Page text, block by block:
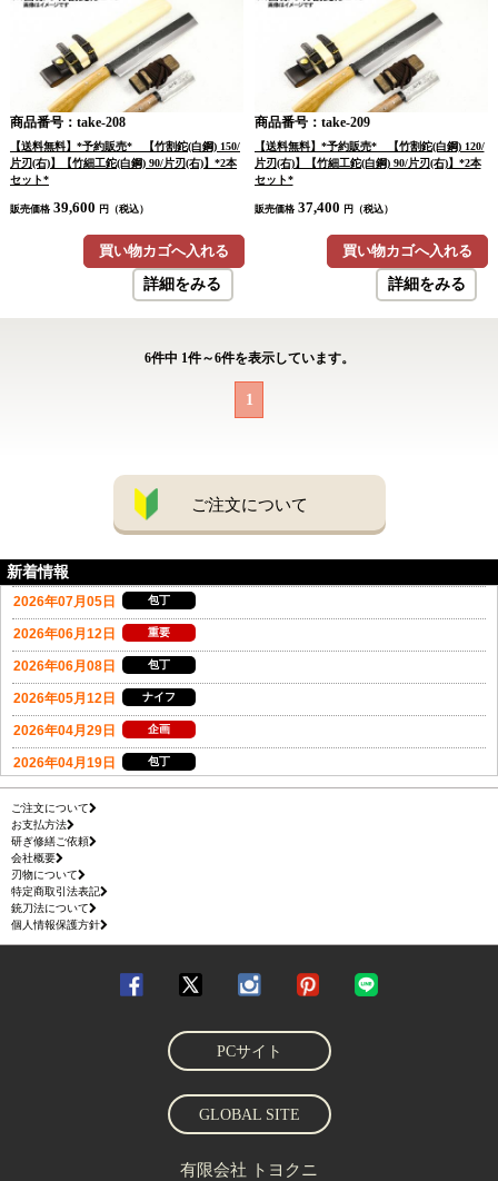
商品番号：take-208
【送料無料】*予約販売* 【竹割鉈(白鋼) 150/
片刃(右)】【竹細工鉈(白鋼) 90/片刃(右)】*2本
セット*
販売価格 39,600 円（税込）
買い物カゴへ入れる
詳細をみる
商品番号：take-209
【送料無料】*予約販売* 【竹割鉈(白鋼) 120/
片刃(右)】【竹細工鉈(白鋼) 90/片刃(右)】*2本
セット*
販売価格 37,400 円（税込）
買い物カゴへ入れる
詳細をみる
6件中 1件～6件を表示しています。
1
ご注文について
新着情報
ご注文について
お支払方法
研ぎ修繕ご依頼
会社概要
刃物について
特定商取引法表記
銃刀法について
個人情報保護方針
PCサイト
GLOBAL SITE
有限会社 トヨクニ